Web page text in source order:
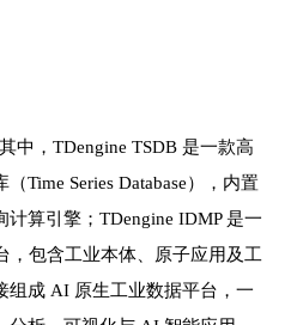
中，TDengine TSDB 是一款高
Time Series Database），内置
算引擎；TDengine IDMP 是一
，包含工业本体、原子应用及工
组成 AI 原生工业数据平台，一